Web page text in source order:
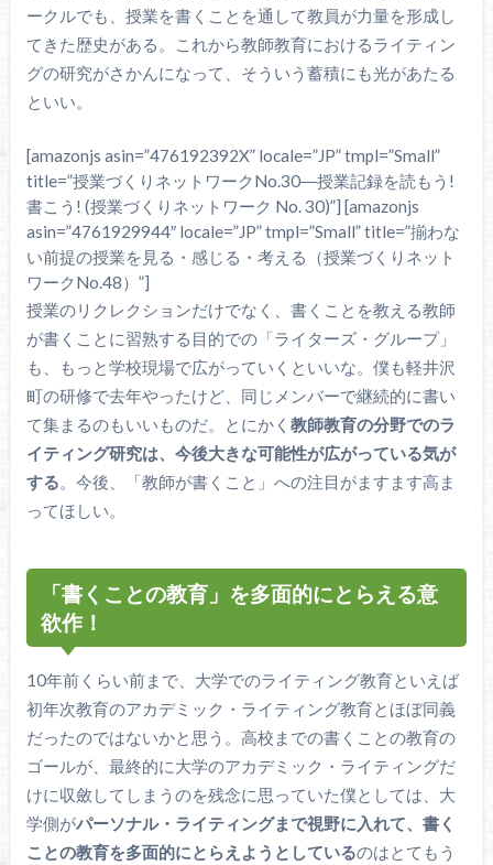
ークルでも、授業を書くことを通して教員が力量を形成し
てきた歴史がある。これから教師教育におけるライティン
グの研究がさかんになって、そういう蓄積にも光があたる
といい。
[amazonjs asin=”476192392X” locale=”JP” tmpl=”Small”
title=”授業づくりネットワークNo.30―授業記録を読もう!
書こう! (授業づくりネットワーク No. 30)”] [amazonjs
asin=”4761929944″ locale=”JP” tmpl=”Small” title=”揃わな
い前提の授業を見る・感じる・考える（授業づくりネット
ワークNo.48）”]
授業のリクレクションだけでなく、書くことを教える教師
が書くことに習熟する目的での「ライターズ・グループ」
も、もっと学校現場で広がっていくといいな。僕も軽井沢
町の研修で去年やったけど、同じメンバーで継続的に書い
て集まるのもいいものだ。とにかく 教師教育の分野でのラ
イティング研究は、今後大きな可能性が広がっている気が
する。今後、「教師が書くこと」への注目がますます高ま
ってほしい。
「書くことの教育」を多面的にとらえる意
欲作！
10年前くらい前まで、大学でのライティング教育といえば
初年次教育のアカデミック・ライティング教育とほぼ同義
だったのではないかと思う。高校までの書くことの教育の
ゴールが、最終的に大学のアカデミック・ライティングだ
けに収斂してしまうのを残念に思っていた僕としては、大
学側がパーソナル・ライティングまで視野に入れて、書く
ことの教育を多面的にとらえようとしているのはとてもう